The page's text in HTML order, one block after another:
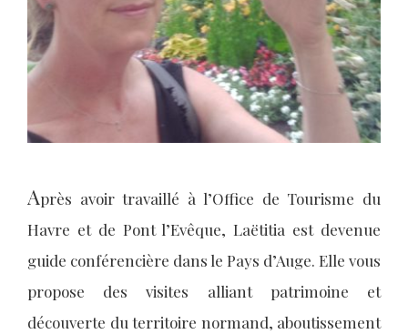
Après avoir travaillé à l’Office de Tourisme du
Havre et de Pont l’Evêque, Laëtitia est devenue
guide conférencière dans le Pays d’Auge. Elle vous
propose des visites alliant patrimoine et
découverte du territoire normand, aboutissement